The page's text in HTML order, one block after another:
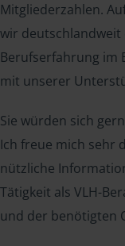
Mitgliederzahlen.
wir deutschlandweit
Berufserfahrung im
mit unserer
Sie würden sich
Ich freue mich sehr
nützliche
Tätigkeit als VLH-
und der benötigten